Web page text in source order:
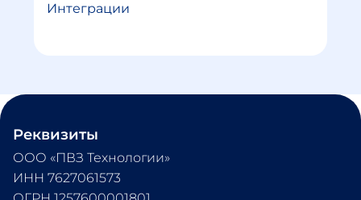
Интеграции
Реквизиты
ООО «ПВЗ Технологии»
ИНН 7627061573